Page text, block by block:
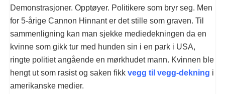
Demonstrasjoner. Opptøyer. Politikere som bryr seg. Men
for 5-årige Cannon Hinnant er det stille som graven. Til
sammenligning kan man sjekke mediedekningen da en
kvinne som gikk tur med hunden sin i en park i USA,
ringte politiet angående en mørkhudet mann. Kvinnen ble
hengt ut som rasist og saken fikk vegg til vegg-dekning i
amerikanske medier.